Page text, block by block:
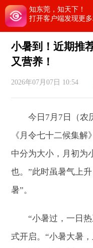
知东莞，知天下！
打开客户端发现更
小暑到！近期推
又营养！
2026年07月07日 10:54
今日7月7日（农
《月令七十二候集
中分为大小，月初为
也。”此时虽暑气上
暑”。
“小暑过，一日
式开启。“小暑大暑